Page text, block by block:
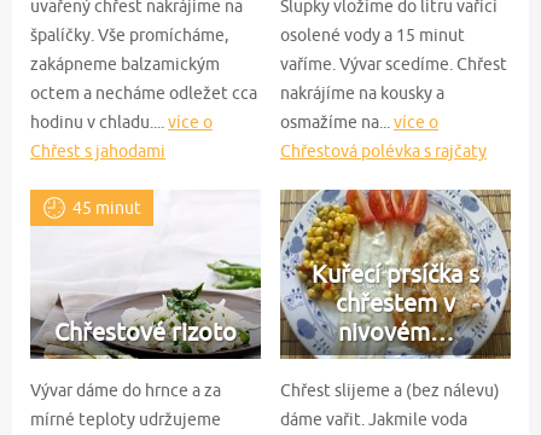
uvařený chřest nakrájíme na
špalíčky. Vše promícháme,
zakápneme balzamickým
octem a necháme odležet cca
hodinu v chladu.... více o
Chřest s jahodami
Slupky vložíme do litru vařící
osolené vody a 15 minut
vaříme. Vývar scedíme. Chřest
nakrájíme na kousky a
osmažíme na... více o
Chřestová polévka s rajčaty
45 minut
Chřestové rizoto
Vývar dáme do hrnce a za
mírné teploty udržujeme
Kuřecí prsíčka s
chřestem v
nivovém…
Chřest slijeme a (bez nálevu)
dáme vařit. Jakmile voda